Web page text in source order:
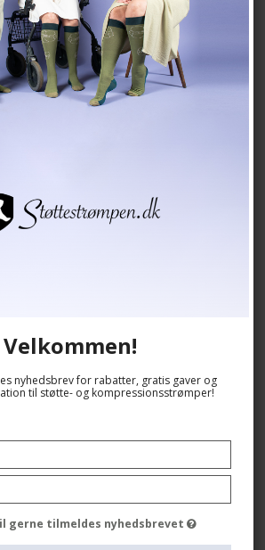
her
Velkommen!
nyhedsbrev for rabatter, gratis gaver og
til støtte- og kompressionsstrømper!
gerne tilmeldes nyhedsbrevet